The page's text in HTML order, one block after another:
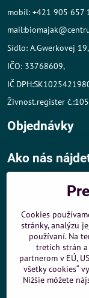
mobil: +421 905 657
Sídlo: A.Gwerkovej
IČO: 33768609,
IČ
Živnost.register
Objednávky
Ako nás
- v tesnej blízkosti
- dobré parkovacie
MHD:
- 200 m od zastávky
- 250 m od zastávky
Sme umiestnení u
Cookies
stránky, analýzu
používaní. Na
tretích strán
partnerom v EÚ,
všetky cookies“
Nižšie môžete